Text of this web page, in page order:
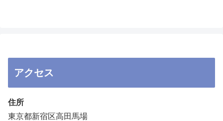
アクセス
住所
東京都新宿区高田馬場